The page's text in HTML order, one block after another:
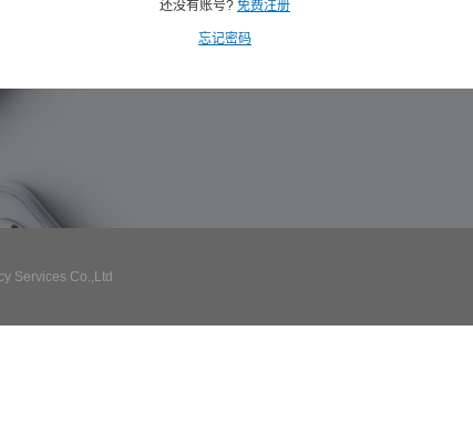
还没有账号? 免费注册
忘记密码
Services Co.,Ltd